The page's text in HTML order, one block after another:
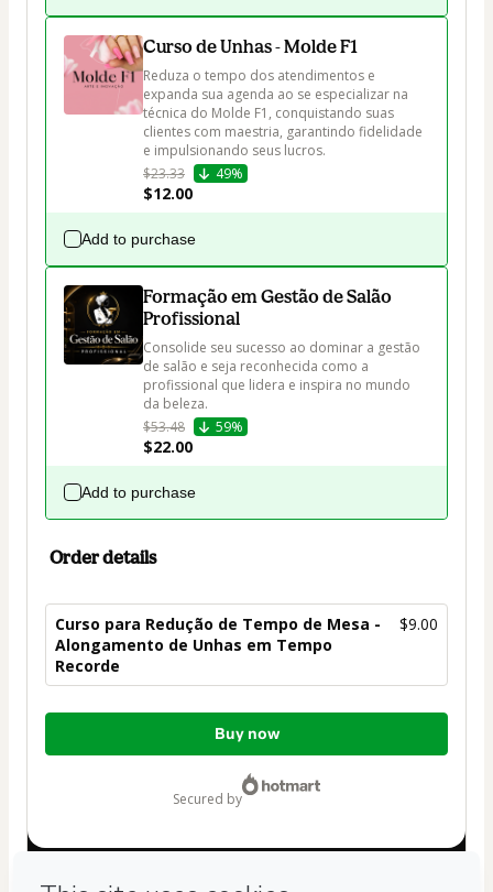
Curso de Unhas - Molde F1
Reduza o tempo dos atendimentos e
expanda sua agenda ao se especializar na
técnica do Molde F1, conquistando suas
clientes com maestria, garantindo fidelidade
e impulsionando seus lucros.
$23.33
49%
$12.00
Add to purchase
Formação em Gestão de Salão
Profissional
Consolide seu sucesso ao dominar a gestão
de salão e seja reconhecida como a
profissional que lidera e inspira no mundo
da beleza.
$53.48
59%
$22.00
Add to purchase
Order details
Curso para Redução de Tempo de Mesa -
Alongamento de Unhas em Tempo
Recorde
$9.00
Total
Buy now
secured by